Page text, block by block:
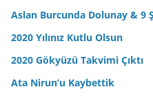
Aslan Burcunda Dolunay & 9
2020 Yılınız Kutlu Olsun
2020 Gökyüzü Takvimi Çıktı
Ata Nirun’u Kaybettik